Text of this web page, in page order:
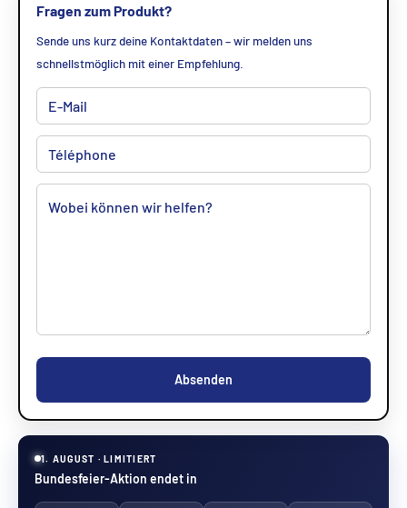
Fragen zum Produkt?
Sende uns kurz deine Kontaktdaten – wir melden uns
schnellstmöglich mit einer Empfehlung.
Absenden
1. AUGUST · LIMITIERT
Bundesfeier-Aktion endet in